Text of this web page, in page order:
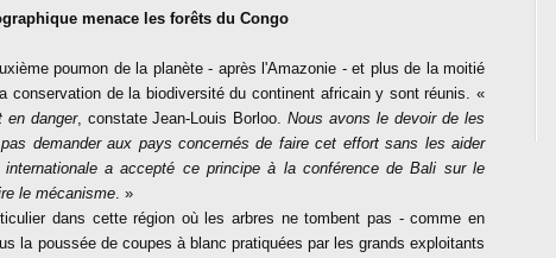
menace les forêts du Congo
poumon de la planète - après l'Amazonie - et plus de la moitié
conservation de la biodiversité du continent africain y sont réunis. «
en danger, constate Jean-Louis Borloo.Nous avons le devoir de les
demander aux pays concernés de faire cet effort sans les aider
internationale a accepté ce principe à la conférence de Bali sur le
le mécanisme. »
dans cette région où les arbres ne tombent pas - comme en
la poussée de coupes à blanc pratiquées par les grands exploitants